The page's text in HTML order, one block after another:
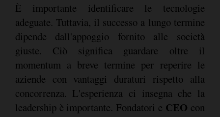
È importante identificare le tecnologie
adeguate. Tuttavia, il successo a lungo termine
dipende dall'appoggio fornito alle società
giuste. Ciò significa guardare oltre il
momentum a breve termine per reperire le
aziende con vantaggi duraturi rispetto alla
concorrenza. L'esperienza ci insegna che la
leadership è importante. Fondatori e CEO con